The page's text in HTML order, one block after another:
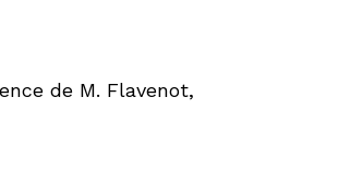
de M. Flavenot,